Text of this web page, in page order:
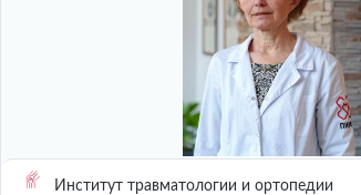
Институт травматологии и ортопедии